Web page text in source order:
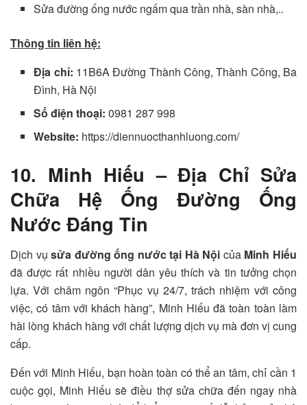
Sửa đường ống nước ngấm qua trần nhà, sàn nhà,..
Thông tin liên hệ:
Địa chỉ: 11B6A Đường Thành Công, Thành Công, Ba
Đình, Hà Nội
Số điện thoại:0981 287 998
Website: https://diennuocthanhluong.com/
10. Minh Hiếu – Địa Chỉ Sửa
Chữa Hệ Ống Đường Ống
Nước Đáng Tin
Dịch vụ sửa đường ống nước tại Hà Nội của Minh Hiếu
đã được rất nhiều người dân yêu thích và tin tưởng chọn
lựa. Với châm ngôn “Phục vụ 24/7, trách nhiệm với công
việc, có tâm với khách hàng”, Minh Hiếu đã toàn toàn làm
hài lòng khách hàng với chất lượng dịch vụ mà đơn vị cung
cấp.
Đến với Minh Hiếu, bạn hoàn toàn có thể an tâm, chỉ cần 1
cuộc gọi, Minh Hiếu sẽ điều thợ sửa chữa đến ngay nhà